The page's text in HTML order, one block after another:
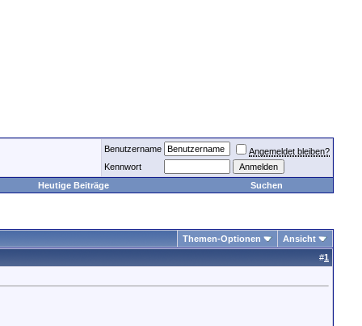
Benutzername
Angemeldet bleiben?
Kennwort
Heutige Beiträge
Suchen
Themen-Optionen
Ansicht
#1